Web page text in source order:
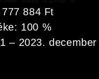
884 Ft
100 %
– 2023. december